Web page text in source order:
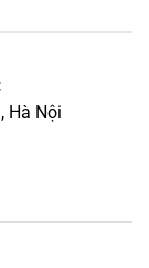
Hà Nội